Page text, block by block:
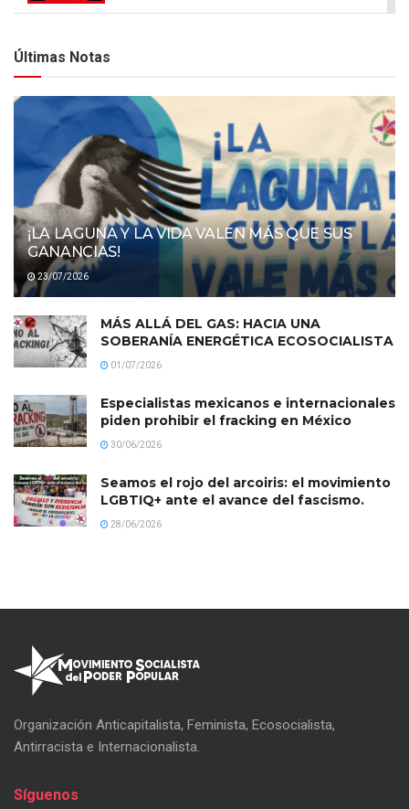
Últimas Notas
¡LA LAGUNA Y LA VIDA VALEN MÁS QUE SUS
GANANCIAS!
23/07/2026
MÁS ALLÁ DEL GAS: HACIA UNA
SOBERANÍA ENERGÉTICA ECOSOCIALISTA
01/07/2026
Especialistas mexicanos e internacionales
piden prohibir el fracking en México
30/06/2026
Seamos el rojo del arcoiris: el movimiento
LGBTIQ+ ante el avance del fascismo.
28/06/2026
Organización Anticapitalista, Feminista, Ecosocialista,
Antirracista e Internacionalista.
Síguenos